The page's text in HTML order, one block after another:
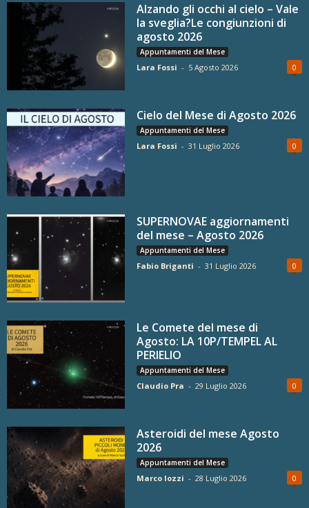
Alzando gli occhi al cielo – Vale
la sveglia?Le congiunzioni di
agosto 2026
Appuntamenti del Mese
Lara Fossi - 5 Agosto 2026 0
Cielo del Mese di Agosto 2026
Appuntamenti del Mese
Lara Fossi - 31 Luglio 2026 0
SUPERNOVAE aggiornamenti
del mese – Agosto 2026
Appuntamenti del Mese
Fabio Briganti - 31 Luglio 2026 0
Le Comete del mese di
Agosto: LA 10P/TEMPEL AL
PERIELIO
Appuntamenti del Mese
Claudio Pra - 29 Luglio 2026 0
Asteroidi del mese Agosto
2026
Appuntamenti del Mese
Marco Iozzi - 28 Luglio 2026 0